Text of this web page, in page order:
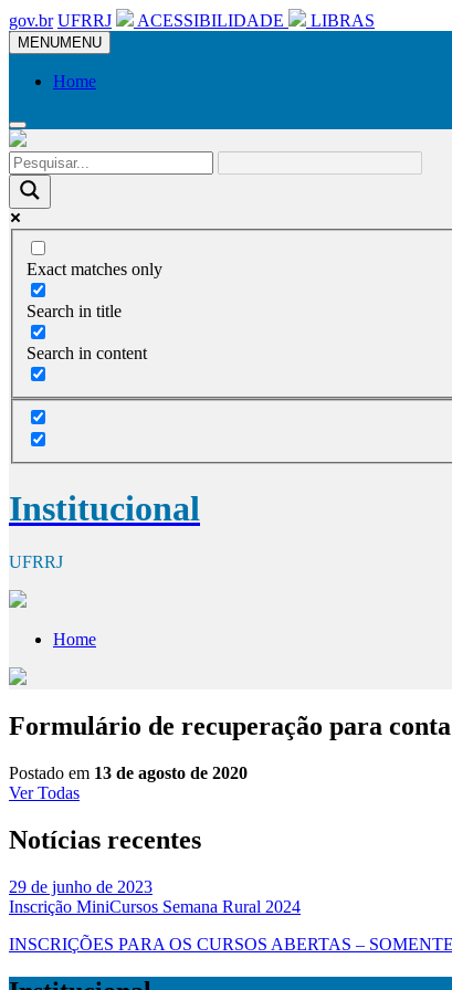
gov.br UFRRJ ACESSIBILIDADE LIBRAS
MENUMENU
Home
Exact matches only
Search in title
Search in content
Institucional
UFRRJ
Home
Formulário de recuperação para
Postado em 13 de agosto de 2020
Ver Todas
Notícias recentes
29 de junho de 2023
Inscrição MiniCursos Semana Rural 2024
INSCRIÇÕES PARA OS CURSOS ABERTAS –